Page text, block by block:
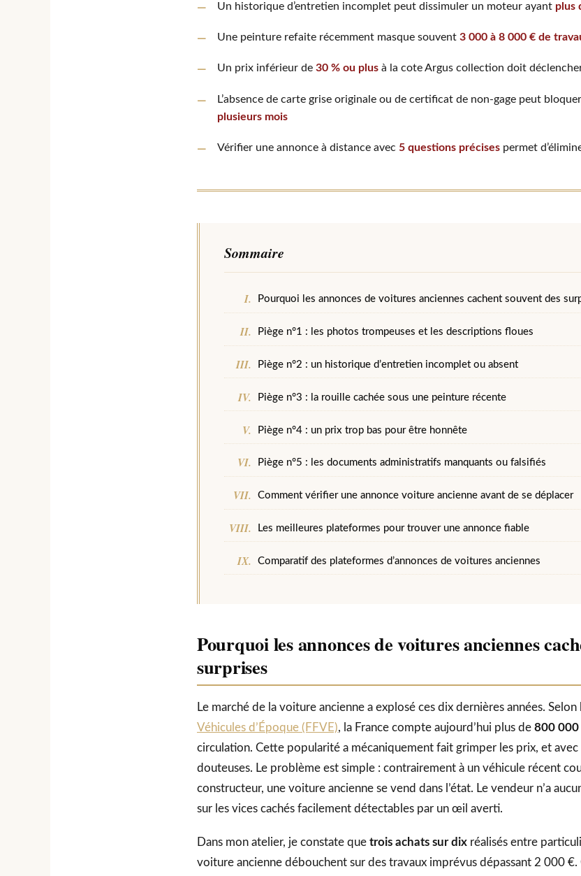
Un historique d’entretien incomplet peut dissimuler un moteur ayant plus
Une peinture refaite récemment masque souvent 3 000 à 8 000 € de
Un prix inférieur de 30 % ou plusà la cote Argus collection doit
L’absence de carte grise originale ou de certificat de non-gage peut
plusieurs mois
Vérifier une annonce à distance avec 5 questions précisespermet
Sommaire
Pourquoi les annonces de voitures anciennes cachent souvent des
Piège n°1 : les photos trompeuses et les descriptions floues
Piège n°2 : un historique d’entretien incomplet ou absent
Piège n°3 : la rouille cachée sous une peinture récente
Piège n°4 : un prix trop bas pour être honnête
Piège n°5 : les documents administratifs manquants ou falsifiés
Comment vérifier une annonce voiture ancienne avant de se déplacer
Les meilleures plateformes pour trouver une annonce fiable
Comparatif des plateformes d’annonces de voitures anciennes
Pourquoi les annonces de voitures anciennes
surprises
Le marché de la voiture ancienne a explosé ces dix dernières années. Selon
Véhicules d’Époque (FFVE), la France compte aujourd’hui plus de 800 000
circulation. Cette popularité a mécaniquement fait grimper les prix, et avec
douteuses. Le problème est simple : contrairement à un véhicule récent
constructeur, une voiture ancienne se vend dans l’état. Le vendeur n’a
sur les vices cachés facilement détectables par un œil averti.
Dans mon atelier, je constate que trois achats sur dix réalisés entre
voiture ancienne débouchent sur des travaux imprévus dépassant 2 000 €.